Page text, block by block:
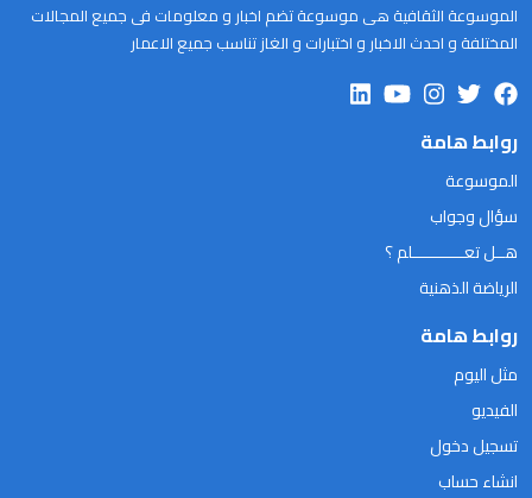
الموسوعة الثقافية هى موسوعة تضم اخبار و معلومات فى جميع المجالات
المختلفة و احدث الاخبار و اختبارات و الغاز تناسب جميع الاعمار
روابط هامة
الموسوعة
سؤال وجواب
هــل تعـــــــــــلم ؟
الرياضة الذهنية
روابط هامة
مثل اليوم
الفيديو
تسجيل دخول
انشاء حساب